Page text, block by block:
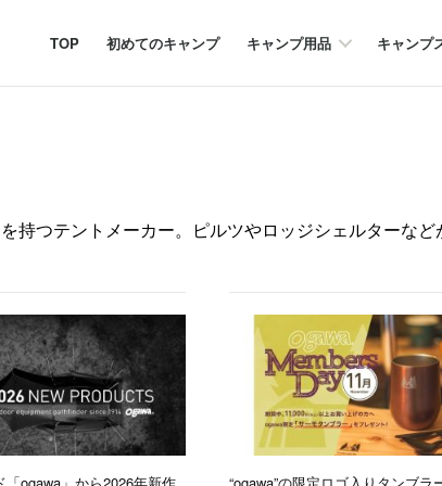
TOP 初めてのキャンプ キャンプ用品 キャンプ
持つテントメーカー。ピルツやロッジシェルターなど